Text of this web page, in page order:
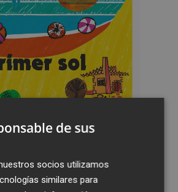
de sus
socios utilizamos
similares para